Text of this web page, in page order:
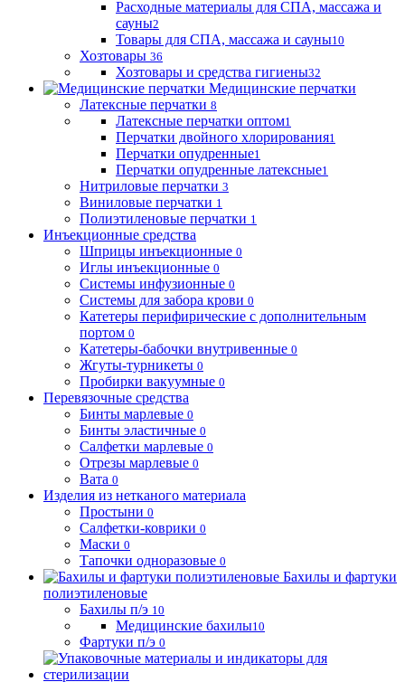
Расходные материалы для СПА, массажа и
сауны2
Товары для СПА, массажа и сауны10
Хозтовары 36
Хозтовары и средства гигиены32
Медицинские перчатки
Латексные перчатки 8
Латексные перчатки оптом1
Перчатки двойного хлорирования1
Перчатки опудренные1
Перчатки опудренные латексные1
Нитриловые перчатки 3
Виниловые перчатки 1
Полиэтиленовые перчатки 1
Инъекционные средства
Шприцы инъекционные 0
Иглы инъекционные 0
Системы инфузионные 0
Системы для забора крови 0
Катетеры перифирические с дополнительным
портом 0
Катетеры-бабочки внутривенные 0
Жгуты-турникеты 0
Пробирки вакуумные 0
Перевязочные средства
Бинты марлевые 0
Бинты эластичные 0
Салфетки марлевые 0
Отрезы марлевые 0
Вата 0
Изделия из нетканого материала
Простыни 0
Салфетки-коврики 0
Маски 0
Тапочки одноразовые 0
Бахилы и фартуки
полиэтиленовые
Бахилы п/э 10
Медицинские бахилы10
Фартуки п/э 0